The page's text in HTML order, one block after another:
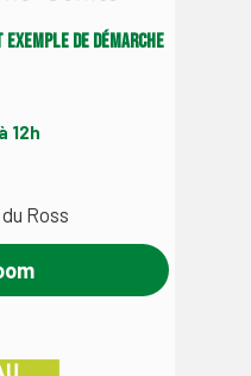
de démarche
12h
Ross